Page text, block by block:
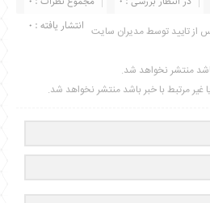
انتشار یافته : 0 از تایید توسط مدیران سایت
منتشر نخواهد شد.
غیر مرتبط با خبر باشد منتشر نخواهد شد.